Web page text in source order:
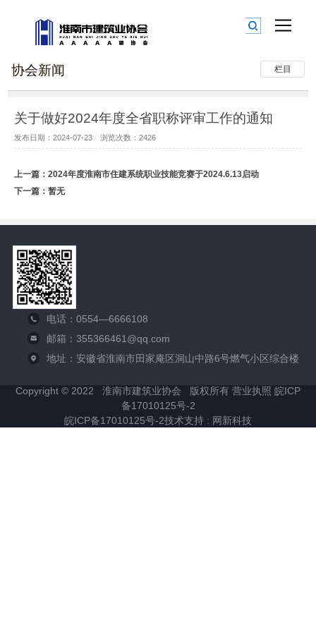
栏目
协会新闻
关于做好2024年度全省职称评审工作的通知
发布日期：2024-07-23 浏览次数：2426
上一篇： 2024年度淮南市住建系统职业技能竞赛于2024.6.13启动
下一篇：暂无
电话：0554—6666108
邮箱：355366461@qq.com
地址：安徽省淮南市田家庵区洞山中路6号燃气小区综合楼
Copyright © 2022 淮南市建筑业协会 版权所有 营业执照 皖ICP
备17010125号-2
皖ICP备17010125号-2技术支持 : 网新科技